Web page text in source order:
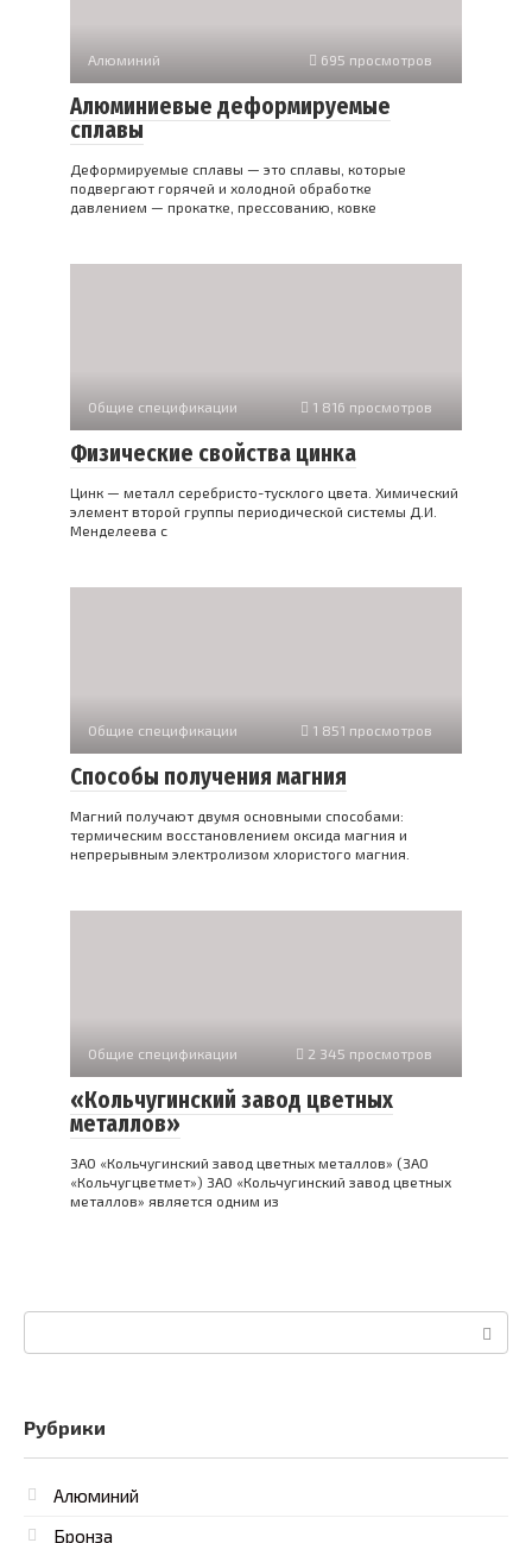
Алюминий 695 просмотров
Алюминиевые деформируемые
сплавы
Деформируемые сплавы — это сплавы, которые
подвергают горячей и холодной обработке
давлением — прокатке, прессованию, ковке
Общие спецификации 1 816 просмотров
Физические свойства цинка
Цинк — металл серебристо-тусклого цвета. Химический
элемент второй группы периодической системы Д.И.
Менделеева с
Общие спецификации 1 851 просмотров
Способы получения магния
Магний получают двумя основными способами:
термическим восстановлением оксида магния и
непрерывным электролизом хлористого магния.
Общие спецификации 2 345 просмотров
«Кольчугинский завод цветных
металлов»
ЗАО «Кольчугинский завод цветных металлов» (ЗАО
«Кольчугцветмет») ЗАО «Кольчугинский завод цветных
металлов» является одним из
Поиск:
Рубрики
Алюминий
Бронза